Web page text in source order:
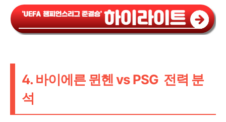
4. 바이에른 뮌헨 vs PSG 전력 분
석